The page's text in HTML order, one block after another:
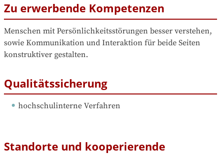
Zu erwerbende Kompetenzen
Menschen mit Persönlichkeitsstörungen besser verstehen,
sowie Kommunikation und Interaktion für beide Seiten
konstruktiver gestalten.
Qualitätssicherung
hochschulinterne Verfahren
Standorte und kooperierende